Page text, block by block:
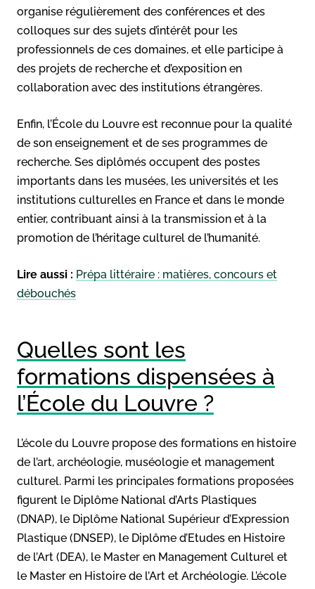
organise régulièrement des conférences et des
colloques sur des sujets d’intérêt pour les
professionnels de ces domaines, et elle participe à
des projets de recherche et d’exposition en
collaboration avec des institutions étrangères.
Enfin, l’École du Louvre est reconnue pour la qualité
de son enseignement et de ses programmes de
recherche. Ses diplômés occupent des postes
importants dans les musées, les universités et les
institutions culturelles en France et dans le monde
entier, contribuant ainsi à la transmission et à la
promotion de l’héritage culturel de l’humanité.
Lire aussi : Prépa littéraire : matières, concours et
débouchés
Quelles sont les
formations dispensées à
l’École du Louvre ?
L’école du Louvre propose des formations en histoire
de l’art, archéologie, muséologie et management
culturel. Parmi les principales formations proposées
figurent le Diplôme National d’Arts Plastiques
(DNAP), le Diplôme National Supérieur d’Expression
Plastique (DNSEP), le Diplôme d’Etudes en Histoire
de l’Art (DEA), le Master en Management Culturel et
le Master en Histoire de l’Art et Archéologie. L’école